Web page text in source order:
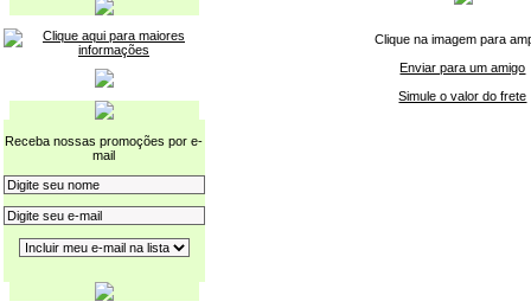
Receba nossas promoções por e-
mail
Clique na imagem para
Enviar para um amigo
Simule o valor do frete